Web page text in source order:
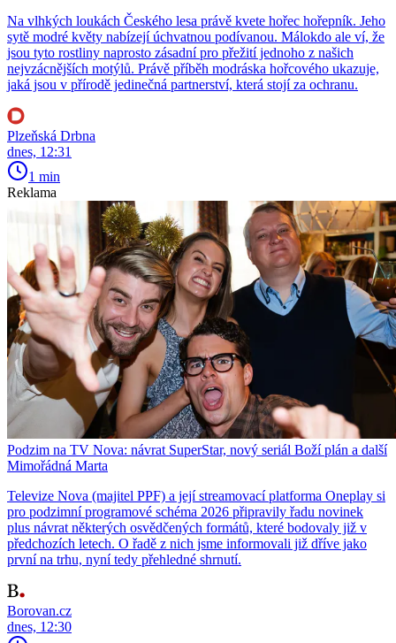
Na vlhkých loukách Českého lesa právě kvete hořec hořepník. Jeho
sytě modré květy nabízejí úchvatnou podívanou. Málokdo ale ví, že
jsou tyto rostliny naprosto zásadní pro přežití jednoho z našich
nejvzácnějších motýlů. Právě příběh modráska hořcového ukazuje,
jaká jsou v přírodě jedinečná partnerství, která stojí za ochranu.
Plzeňská Drbna
dnes, 12:31
1 min
Reklama
Podzim na TV Nova: návrat SuperStar, nový seriál Boží plán a další
Mimořádná Marta
Televize Nova (majitel PPF) a její streamovací platforma Oneplay si
pro podzimní programové schéma 2026 připravily řadu novinek
plus návrat některých osvědčených formátů, které bodovaly již v
předchozích letech. O řadě z nich jsme informovali již dříve jako
první na trhu, nyní tedy přehledné shrnutí.
Borovan.cz
dnes, 12:30